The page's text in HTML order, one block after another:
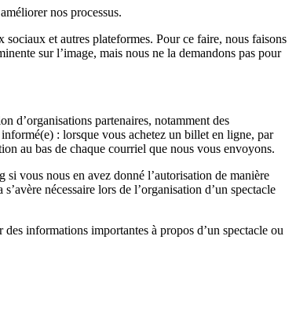
nos processus.
et autres plateformes. Pour ce faire, nous faisons
sur l’image, mais nous ne la demandons pas pour
d’organisations partenaires, notamment des
: lorsque vous achetez un billet en ligne, par
au bas de chaque courriel que nous vous envoyons.
si vous nous en avez donné l’autorisation de manière
nécessaire lors de l’organisation d’un spectacle
informations importantes à propos d’un spectacle ou